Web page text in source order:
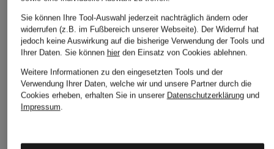
Weitere Kategorien
Sie können Ihre Tool-Auswahl jederzeit nachträglich ändern oder
widerrufen (z.B. im Fußbereich unserer Webseite). Der Widerruf hat
jedoch keine Auswirkung auf die bisherige Verwendung der Tools und
Ihrer Daten. Sie können hierden Einsatz von Cookies ablehnen.
Weitere Informationen zu den eingesetzten Tools und der
Verwendung Ihrer Daten, welche wir und unsere Partner durch die
Cookies erheben, erhalten Sie in unserer Datenschutzerklärungund
Impressum.